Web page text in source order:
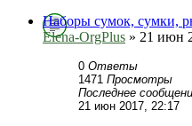
Наборы сумок, сумки,
Elena-OrgPlus » 21 июн
0 Ответы
1471 Просмотры
Последнее
21 июн 2017, 22:17